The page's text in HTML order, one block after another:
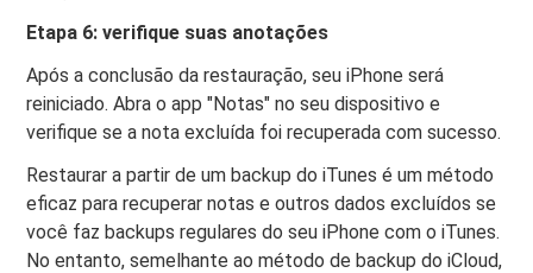
Etapa 6: verifique suas anotações
Após a conclusão da restauração, seu iPhone será
reiniciado. Abra o app "Notas" no seu dispositivo e
verifique se a nota excluída foi recuperada com sucesso.
Restaurar a partir de um backup do iTunes é um método
eficaz para recuperar notas e outros dados excluídos se
você faz backups regulares do seu iPhone com o iTunes.
No entanto, semelhante ao método de backup do iCloud,